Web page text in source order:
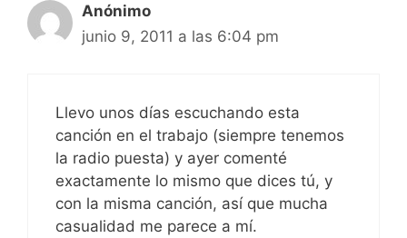
Anónimo
junio 9, 2011 a las 6:04 pm
Llevo unos días escuchando esta
canción en el trabajo (siempre tenemos
la radio puesta) y ayer comenté
exactamente lo mismo que dices tú, y
con la misma canción, así que mucha
casualidad me parece a mí.